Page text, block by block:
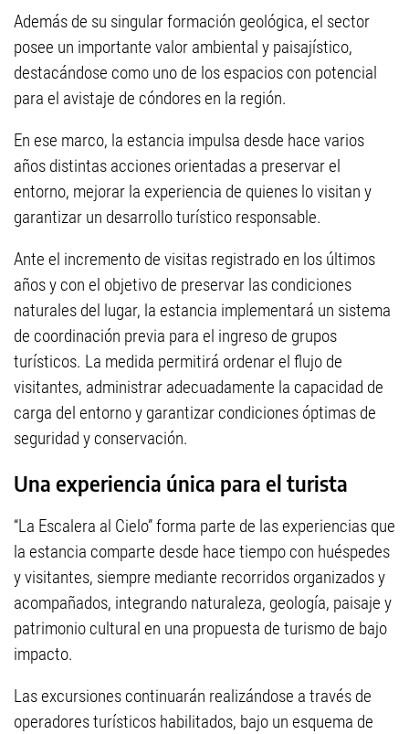
Además de su singular formación geológica, el sector
posee un importante valor ambiental y paisajístico,
destacándose como uno de los espacios con potencial
para el avistaje de cóndores en la región.
En ese marco, la estancia impulsa desde hace varios
años distintas acciones orientadas a preservar el
entorno, mejorar la experiencia de quienes lo visitan y
garantizar un desarrollo turístico responsable.
Ante el incremento de visitas registrado en los últimos
años y con el objetivo de preservar las condiciones
naturales del lugar, la estancia implementará un sistema
de coordinación previa para el ingreso de grupos
turísticos. La medida permitirá ordenar el flujo de
visitantes, administrar adecuadamente la capacidad de
carga del entorno y garantizar condiciones óptimas de
seguridad y conservación.
Una experiencia única para el turista
“La Escalera al Cielo” forma parte de las experiencias que
la estancia comparte desde hace tiempo con huéspedes
y visitantes, siempre mediante recorridos organizados y
acompañados, integrando naturaleza, geología, paisaje y
patrimonio cultural en una propuesta de turismo de bajo
impacto.
Las excursiones continuarán realizándose a través de
operadores turísticos habilitados, bajo un esquema de